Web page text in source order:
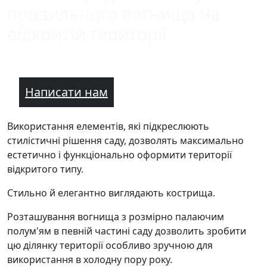
Написати нам
Використання елементів, які підкреслюють
стилістичні рішення саду, дозволять максимально
естетично і функціонально оформити території
відкритого типу.
Стильно й елегантно виглядають кострища.
Розташування вогнища з розмірно палаючим
полум'ям в певній частині саду дозволить зробити
цю ділянку території особливо зручною для
використання в холодну пору року.